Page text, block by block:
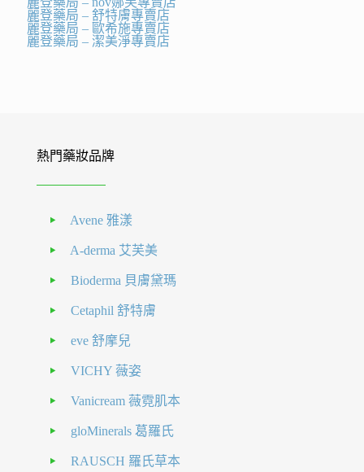
麗登藥局 – 舒特膚專賣店
麗登藥局 – 歐希施專賣店
麗登藥局 – 潔美淨專賣店
熱門藥妝品牌
Avene 雅漾
A-derma 艾芙美
Bioderma 貝膚黛瑪
Cetaphil 舒特膚
eve 舒摩兒
VICHY 薇姿
Vanicream 薇霓肌本
gloMinerals 葛羅氏
RAUSCH 羅氏草本